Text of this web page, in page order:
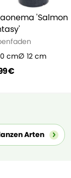
'Salmon
cm
12 cm
€
Arten